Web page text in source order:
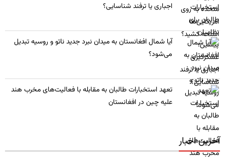
اجباری یا ترفند شناسایی؟
​آیا شمال افغانستان به میدان نبرد جدید ناتو و روسیه تبدیل
می‌شود؟
تعهد استخبارات طالبان به مقابله با فعالیت‌های مخرب هند
علیه چین در افغانستان
آخرین اخبار